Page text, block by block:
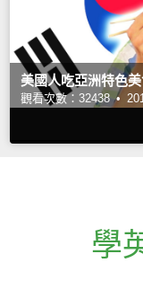
美國人吃亞洲特色
觀看次數：32438 •
學